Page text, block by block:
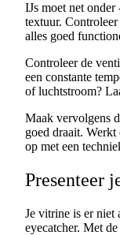
IJs moet net
textuur.
alles goed
Controleer de
een constante
of luchtstroom?
Maak vervolgens
goed draait. Werkt
op met een
Presenteer
Je vitrine is er niet
eyecatcher. Met